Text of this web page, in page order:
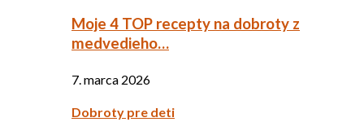
Moje 4 TOP recepty na dobroty z
medvedieho…
7. marca 2026
Dobroty pre deti